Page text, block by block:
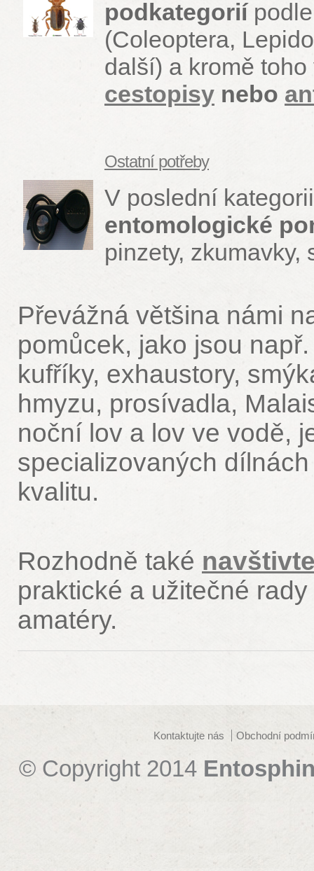
podkategorií
(Coleoptera,
další) a kromě
cestopisy nebo
Ostatní potřeby
V poslední
entomologické
pinzety, zkumavky,
Převážná většina námi
pomůcek, jako jsou
kufříky, exhaustory,
hmyzu, prosívadla,
noční lov a lov ve vodě,
specializovaných
kvalitu.
Rozhodně také
praktické a užitečné
amatéry.
Kontaktujte nás Obchodní
© Copyright 2014